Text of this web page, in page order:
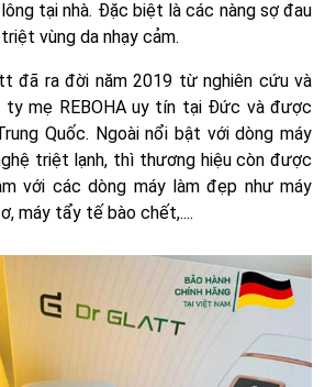
tại nhà. Đặc biệt là các nàng sợ đau
vùng da nhạy cảm.
đã ra đời năm 2019 từ nghiên cứu và
mẹ REBOHA uy tín tại Đức và được
Quốc. Ngoài nổi bật với dòng máy
triệt lạnh, thì thương hiệu còn được
với các dòng máy làm đẹp như máy
máy tẩy tế bào chết,....